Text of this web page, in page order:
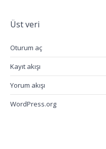
Üst veri
Oturum aç
Kayıt akışı
Yorum akışı
WordPress.org